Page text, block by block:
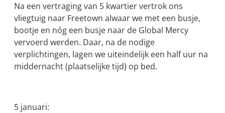
Na een vertraging van 5 kwartier vertrok ons
vliegtuig naar Freetown alwaar we met een busje,
bootje en nóg een busje naar de Global Mercy
vervoerd werden. Daar, na de nodige
verplichtingen, lagen we uiteindelijk een half uur na
middernacht (plaatselijke tijd) op bed.
5 januari: